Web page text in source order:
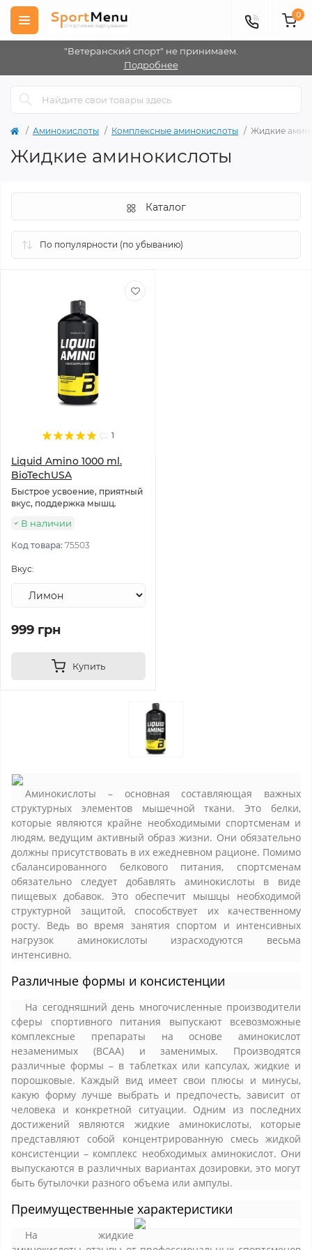
"Ветеранский спорт" не принимаем.
Подробнее
0
Аминокислоты Комплексные аминокислоты Жидкие
Жидкие аминокислоты
Каталог
1
Liquid Amino 1000 ml.
BioTechUSA
Быстрое усвоение, приятный
вкус, поддержка мышц.
В наличии
Код товара: 75503
Вкус:
999 грн
Купить
Аминокислоты – основная составляющая важных
структурных элементов мышечной ткани. Это белки,
которые являются крайне необходимыми спортсменам и
людям, ведущим активный образ жизни. Они обязательно
должны присутствовать в их ежедневном рационе. Помимо
сбалансированного белкового питания, спортсменам
обязательно следует добавлять аминокислоты в виде
пищевых добавок. Это обеспечит мышцы необходимой
структурной защитой, способствует их качественному
росту. Ведь во время занятия спортом и интенсивных
нагрузок аминокислоты израсходуются весьма
интенсивно.
Различные формы и консистенции
На сегодняшний день многочисленные производители
сферы спортивного питания выпускают всевозможные
комплексные препараты на основе аминокислот
незаменимых (ВСАА) и заменимых. Производятся
различные формы – в таблетках или капсулах, жидкие и
порошковые. Каждый вид имеет свои плюсы и минусы,
какую форму лучше выбрать и предпочесть, зависит от
человека и конкретной ситуации. Одним из последних
достижений являются жидкие аминокислоты, которые
представляют собой концентрированную смесь жидкой
консистенции – комплекс необходимых аминокислот. Они
выпускаются в различных вариантах дозировки, это могут
быть бутылочки разного объема или ампулы.
Преимущественные характеристики
На жидкие